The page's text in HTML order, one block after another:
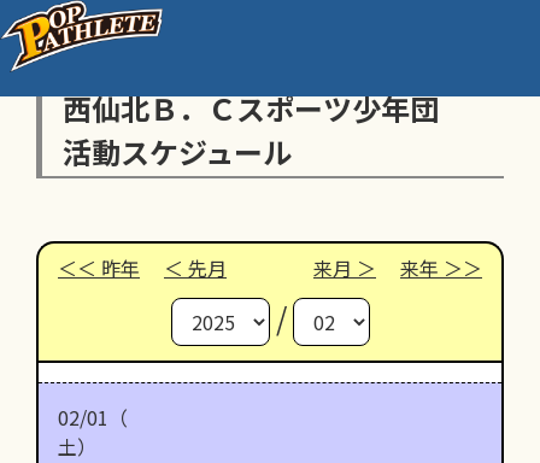
西仙北Ｂ．Ｃスポーツ少年団
活動スケジュール
昨年 先月 来月 来年
/
02/01（
土）